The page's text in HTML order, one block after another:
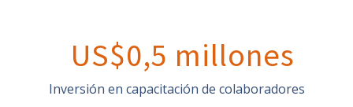
US$0,5 millones
Inversión en capacitación de colaboradores